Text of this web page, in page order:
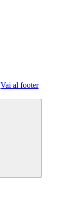
Vai al footer